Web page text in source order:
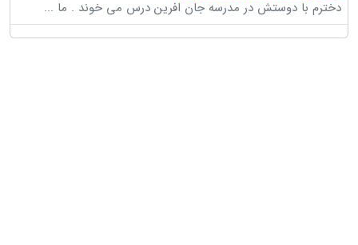
دخترم با دوستش در مدرسه جان افرین درس می خوند . ما ...